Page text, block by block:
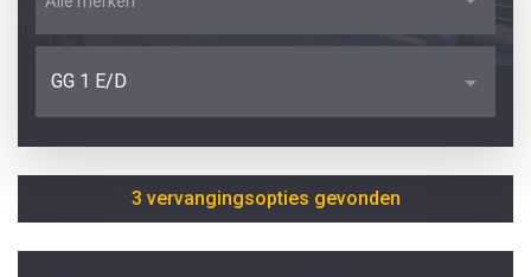
GG 1 E/D
3 vervangingsopties gevonden